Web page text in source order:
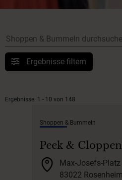
Ergebnisse filtern
Ergebnisse: 1 - 10 von 148
Shoppen & Bummeln
Peek &
Max-Josefs-Platz
83022 Rosenheim